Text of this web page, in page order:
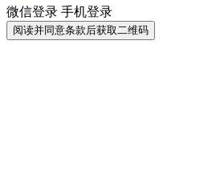
微信登录 手机登录
阅读并同意条款后获取二维码